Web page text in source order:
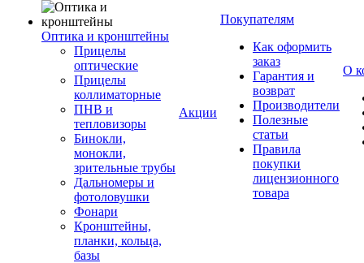
Оптика и кронштейны
Прицелы
оптические
Прицелы
коллиматорные
ПНВ и
тепловизоры
Бинокли,
монокли,
зрительные трубы
Дальномеры и
фотоловушки
Фонари
Кронштейны,
планки, кольца,
базы
Акции
Покупателям
Как оформить
заказ
Гарантия и
возврат
Производители
Полезные
статьи
Правила
покупки
лицензионного
товара
О